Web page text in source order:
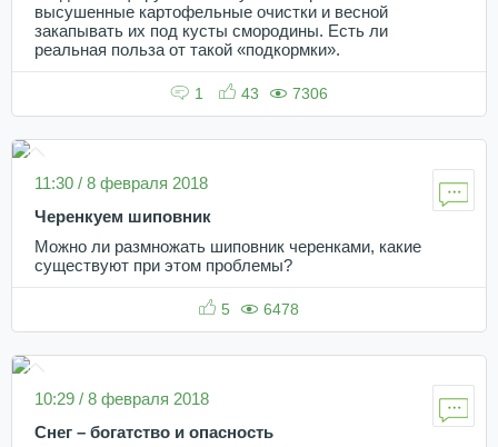
высушенные картофельные очистки и весной
закапывать их под кусты смородины. Есть ли
реальная польза от такой «подкормки».
1 43 7306
11:30 / 8 февраля 2018
Черенкуем шиповник
Можно ли размножать шиповник черенками, какие
существуют при этом проблемы?
5 6478
10:29 / 8 февраля 2018
Снег – богатство и опасность